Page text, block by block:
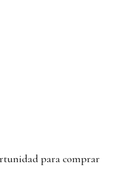
para comprar